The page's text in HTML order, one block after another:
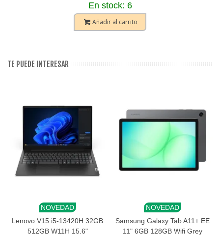
En stock: 6
Añadir al carrito
TE PUEDE INTERESAR
NOVEDAD
Lenovo V15 i5-13420H 32GB
512GB W11H 15.6"
NOVEDAD
Samsung Galaxy Tab A11+ EE
11" 6GB 128GB Wifi Grey